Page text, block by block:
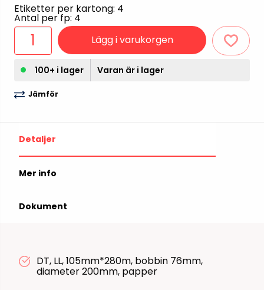
Etiketter per kartong: 4
Antal per fp: 4
Lägg i varukorgen
100+ i lager Varan är i lager
Jämför
Detaljer
Mer info
Dokument
DT, LL, 105mm*280m, bobbin 76mm,
diameter 200mm, papper